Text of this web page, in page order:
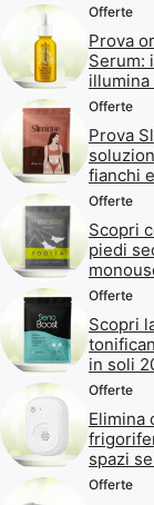
Offerte
Prova
Serum:
illumina
Offerte
Prova
fianchi
Offerte
Scopri
piedi
Offerte
Scopri
in soli
Offerte
Elimina
spazi
Offerte